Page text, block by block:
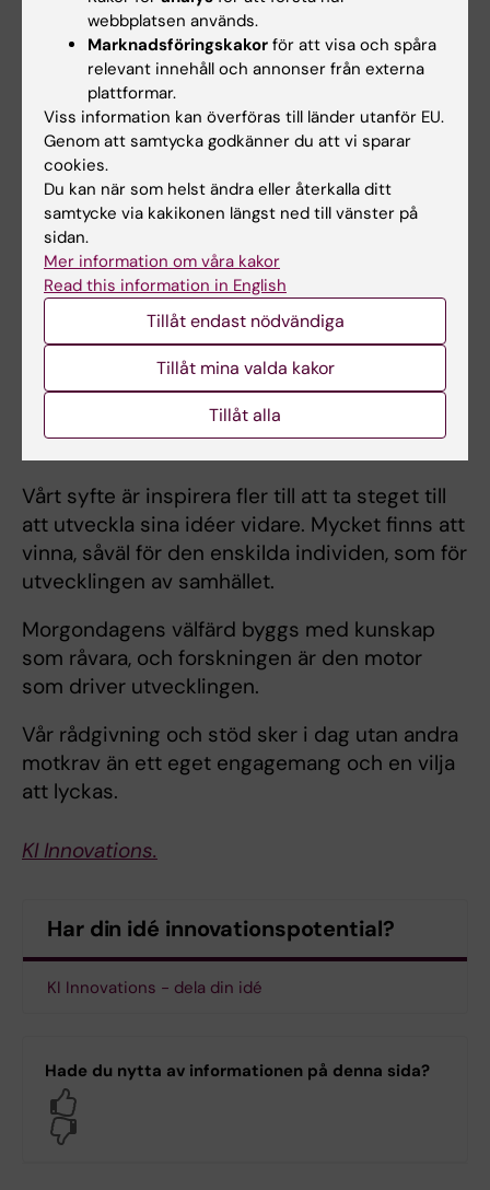
expertområden, även berikar innovatörernas
egen forskning. Här illustreras även det
imponerande engagemang som driver
innovatörerna.
Även våra idérika studenters kreativitet och
kraft resulterar i en rad innovationer. De kan
bidra med nya ögon på saker och situationer
som vi andra tar för givna. Här finns en frihet i
tanken som kan ge oväntade uppslag till
förbättring.
Vi finns här för all personal inom Karolinska
Institutet. Vårt stöd gör mest nytta när vi kan
coacha projekt under hela resan från
forskningsresultat till kommersiell tjänst eller
Vårt syfte är inspirera fler till att ta steget till
att utveckla sina idéer vidare. Mycket finns att
vinna, såväl för den enskilda individen, som för
utvecklingen av samhället.
Morgondagens välfärd byggs med kunskap
som råvara, och forskningen är den motor
som driver utvecklingen.
Vår rådgivning och stöd sker i dag utan andra
motkrav än ett eget engagemang och en vilja
att lyckas.
KI Innovations.
Har din idé innovationspotential?
KI Innovations - dela din idé
Hade du nytta av informationen på denna sida?
webbplatsen används.
Marknadsföringskakor för att visa och spåra
relevant innehåll och annonser från externa
plattformar.
Viss information kan överföras till länder utanför EU.
Genom att samtycka godkänner du att vi sparar
cookies.
Du kan när som helst ändra eller återkalla ditt
samtycke via kakikonen längst ned till vänster på
sidan.
Mer information om våra kakor
Read this information in English
Tillåt endast nödvändiga
Tillåt mina valda kakor
Tillåt alla